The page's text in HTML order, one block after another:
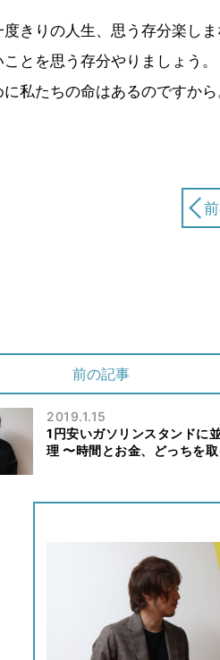
度きりの人生、思う存分楽し
とを思う存分やりましょう。
私たちの命はあるのですから
前の記事
2019.1.15
1円安いガソリンスタンドに
理 〜時間とお金、どっちを